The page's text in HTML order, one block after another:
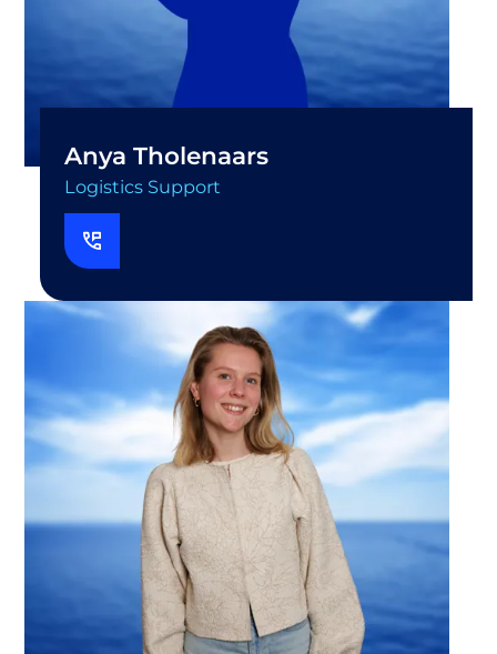
Anya Tholenaars
Logistics Support